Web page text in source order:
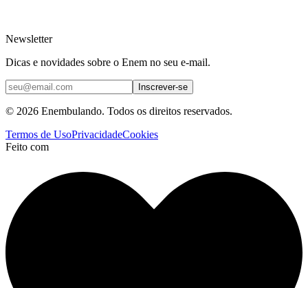
Newsletter
Dicas e novidades sobre o Enem no seu e-mail.
Inscrever-se
© 2026 Enembulando. Todos os direitos reservados.
Termos de UsoPrivacidadeCookies
Feito com